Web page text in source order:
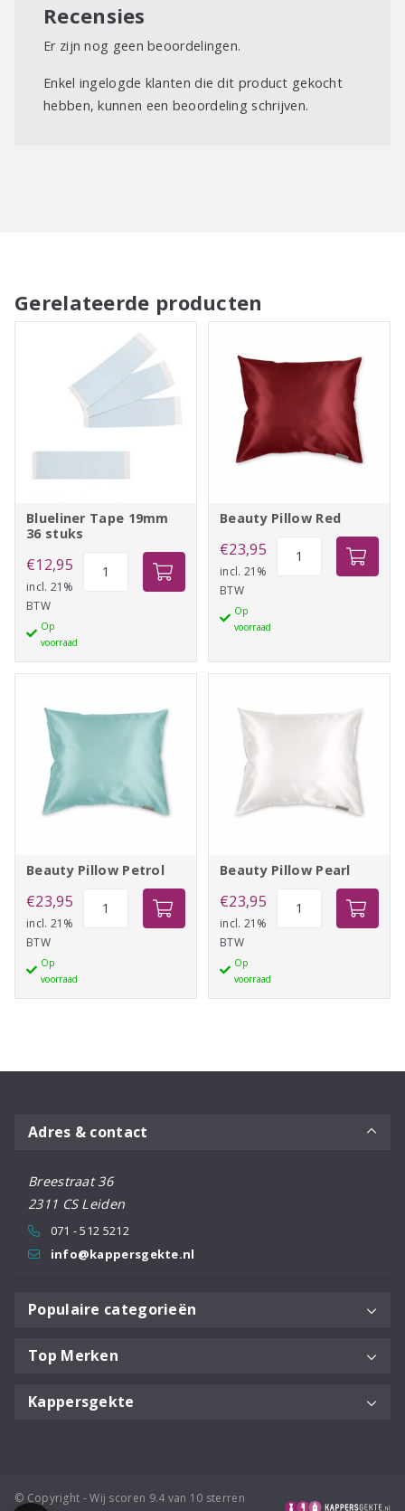
Recensies
Er zijn nog geen beoordelingen.
Enkel ingelogde klanten die dit product gekocht
hebben, kunnen een beoordeling schrijven.
Gerelateerde producten
Blueliner Tape 19mm
36 stuks
€12,95
incl. 21%
BTW
Op
voorraad
aantal
Beauty Pillow Red
€23,95
incl. 21%
BTW
Op
voorraad
Beauty Pillow Petrol
€23,95
incl. 21%
BTW
Op
voorraad
Beauty Pillow Pearl
€23,95
incl. 21%
BTW
Op
voorraad
Adres & contact
Breestraat 36
2311 CS Leiden
071 - 512 5212
info@kappersgekte.nl
Populaire categorieën
Top Merken
Kappersgekte
© Copyright - Wij scoren 9.4 van 10 sterren